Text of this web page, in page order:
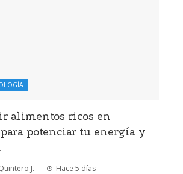
alimentos ricos en
potenciar tu energía y
J. Hace 5 días